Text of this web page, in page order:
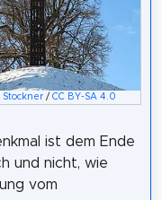
Stockner/ CC BY-SA 4.0
ist dem Ende
und nicht, wie
vom